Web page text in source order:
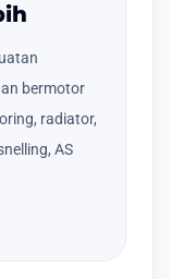
bermotor
radiator,
AS